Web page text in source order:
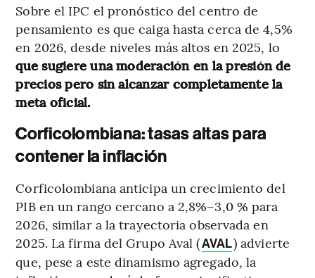
Sobre el IPC el pronóstico del centro de
pensamiento es que caiga hasta cerca de 4,5%
en 2026, desde niveles más altos en 2025, lo
que sugiere una moderación en la presión de
precios pero sin alcanzar completamente la
meta oficial.
Corficolombiana: tasas altas para
contener la inflación
Corficolombiana anticipa un crecimiento del
PIB en un rango cercano a 2,8%–3,0 % para
2026, similar a la trayectoria observada en
2025. La firma del Grupo Aval (AVAL) advierte
que, pese a este dinamismo agregado, la